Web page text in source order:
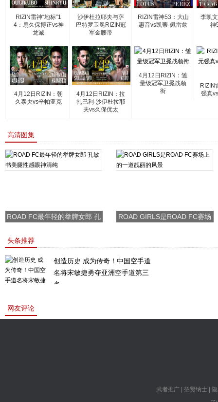
RIZIN雷神“地标”1
4：扇久保博正vs神
龙诚
沙伊杜拉耶夫与萨
巴特罗卫冕RIZIN冠
军金腰带
RIZIN雷神53：大山
惠音vs凯蒂·佩雷兹
李凯
神
4月12日RIZIN：朝
久泰央vs辛帕亚克
4月12日RIZIN：拉
扎巴利·沙伊杜拉耶
夫vs久保优太
4月12日RIZIN：雏
量级冠军卫冕战领
衔
RIZIN
强真
高清图集
ROAD FC最年轻的举牌女郎 孔
ROAD GIRLS是ROAD FC赛场
头条推荐
创造历史 成为传奇！中国空手道
名将宋敏捷勇夺亚洲空手道第三
名。
网友评论
武者推广| 招贤纳士|